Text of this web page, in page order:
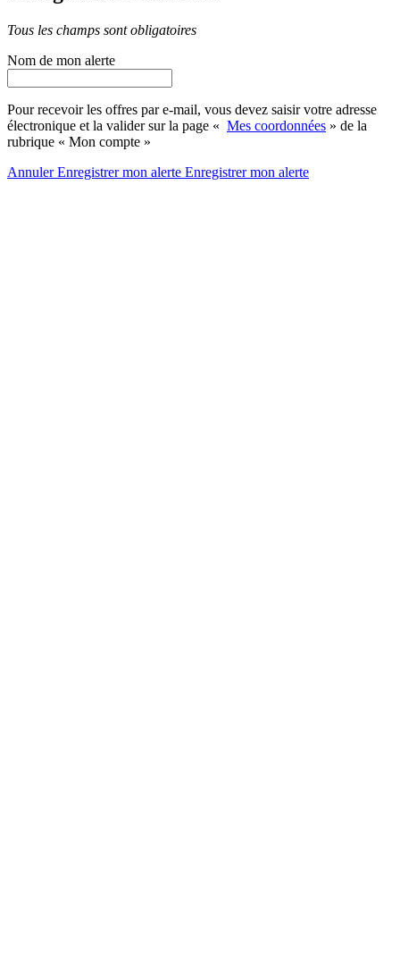
Tous les champs sont obligatoires
Nom de mon alerte
Pour recevoir les offres par e-mail, vous devez saisir votre adresse
électronique et la valider sur la page « Mes coordonnées » de la
rubrique « Mon compte »
AnnulerEnregistrer mon alerte Enregistrermon alerte